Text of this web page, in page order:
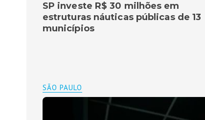
SP investe R$ 30 milhões em
estruturas náuticas públicas de 13
municípios
SÃO PAULO